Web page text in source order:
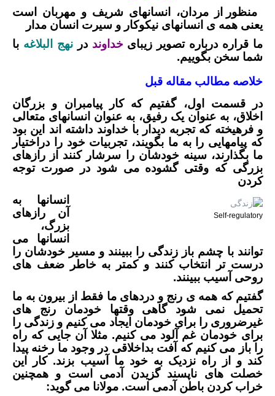
منظور از مردان، انسانهای شریف و مهربان است
یعنی همه ی انسانهای نیکوکار و سیرت انسان مدار
ما قراره درباره تصویر زیبایخداوند درنهج البلاغه با
شما سخن بگوییم.
خلاصه مطالب مقاله قبل
در قسمت اول، گفتیم که کار پیامبران و بزرگان
اخلاق، به عنوان یک رفیق، به عنوان انسانهای متعالی
و فرهیخته که تجربه دیدار با خداوند داشته اند این بود
که پیامهایی را به ما بگویند، تجربیات خود را دراختیار
ما بگذارند، سینه خودشان را سرشار کنند از رازهای
بزرگی که وقتی گشوده می شود در صورت توجه
کردن
Self-regulatory
انسانها به
آن رازهای
بزرگ،
انسانها می
توانند با چشم باز زندگی را ببینند و مسیر خودشان را
درست تر انتخاب کنند و کمتر به خاطر ضعف های
روحی آسیب ببینند.
گفتیم که همه ی رنج و دردهای ما فقط از بیرون به ما
تحمیل نمی شود گاهی وقتها خودمان رنج های
غیرضروری را برای خودمان ایجاد می کنیم و زندگی را
برای خودمان غم آلود می کنیم. مثلا آن جایی که راه
را باز می کنیم که آفت بداخلاقی در وجود ما رخنه پیدا
کند و از راه نزدیک به خود ما آسیب بزند. کار این
خصلت های ناپسند گزیدن آدمی است و همچنین
خراب کردن باطن آدمی است. مولانا می گوید: